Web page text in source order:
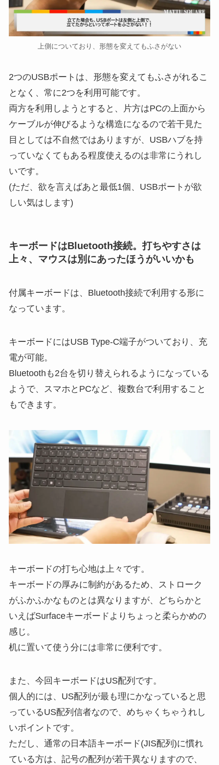
上側についており、形態を変えてもふさがない
2つのUSBポートは、形態を変えてもふさがれるこ
となく、常に2つを利用可能です。
両方を利用しようとすると、片方はPCの上面から
ケーブルが伸びるような構造になるので若干見た
目としては不自然ではありますが、USBハブを持
っていなくてもある程度使えるのは非常にうれし
いです。
(ただ、欲を言えばあと最低1個、USBポートが欲
しい気はします)
キーボードはBluetooth接続。打ちやすさは
上々、マウスは別にあったほうがいいかも
付属キーボードは、Bluetooth接続で利用する形に
なっています。
キーボードにはUSB Type-C端子がついており、充
電が可能。
Bluetoothも2台を切り替えられるようになっている
ようで、スマホとPCなど、複数台で利用すること
もできます。
キーボードの打ち心地は上々です。
キーボードの厚みに制約があるため、ストローク
がふかふかなものとは異なりますが、どちらかと
いえばSurfaceキーボードよりちょっと柔らかめの
感じ。
机に置いて使う分には非常に便利です。
また、今回キーボードはUS配列です。
個人的には、US配列が最も理にかなっていると思
っているUS配列信者なので、めちゃくちゃうれし
いポイントです。
ただし、通常の日本語キーボード(JIS配列)に慣れ
ている方は、記号の配列が若干異なりますので、